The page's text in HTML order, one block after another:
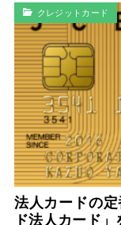
クレジットカード
法人カードの
ド法人カード」